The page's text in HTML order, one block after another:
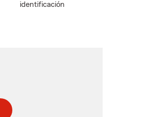
identificación